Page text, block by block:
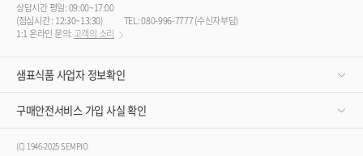
상담시간 평일: 09:00~17:00
(점심시간 : 12:30~13:30)
TEL: 080-996-7777 (수신자부담)
1:1 온라인 문의: 고객의 소리
샘표식품 사업자 정보확인
구매안전서비스 가입 사실 확인
(C) 1946-2025 SEMPIO